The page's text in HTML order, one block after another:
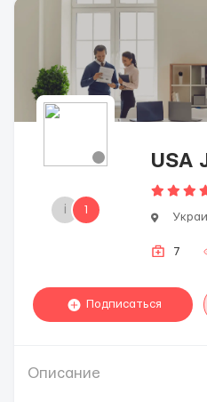
i 1
USA
7
Подписаться
Описание